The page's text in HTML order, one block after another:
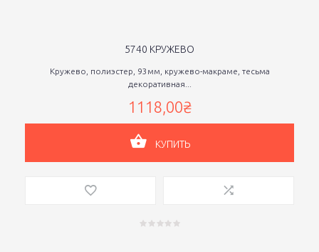
5740 КРУЖЕВО
Кружево, полиэстер, 93мм, кружево-макраме, тесьма
декоративная...
1118,00₴
КУПИТЬ